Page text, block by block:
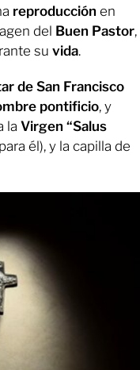
reproducción en
del Buen Pastor,
su vida.
de San Francisco
pontificio, y
la Virgen “Salus
él), y la capilla de